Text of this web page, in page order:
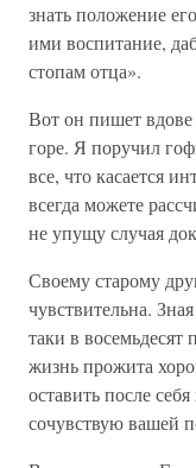
знать положение
ими воспитание,
стопам отца».
Вот он пишет вдове
горе. Я поручил
все, что касается
всегда можете
не упущу случая
Своему старому
чувствительна.
таки в восемьдесят
жизнь прожита
оставить после
сочувствую вашей